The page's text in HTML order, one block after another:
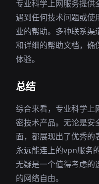
专业科学上网服务提供
遇到任何技术问题或使
业的帮助。多种联系渠
和详细的帮助文档，确
体验。
总结
综合来看，专业科学上
密技术产品。无论是安
面，都展现出了优秀的
永远能连上的vpn服务
无疑是一个值得考虑的
的网络自由。